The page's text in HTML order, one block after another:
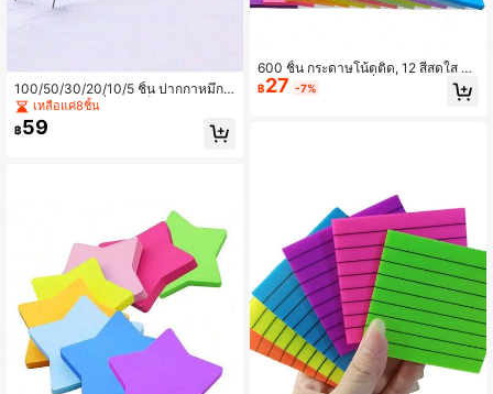
100/50/30/20/10/5 ชิ้น ปากกาหมึกเ
หลว, ปากกาลูกลื่นแห้งเร็ว 0.5 มม., หมึ
กดำ/น้ำเงิน/แดง สำหรับโรงเรียนและ
สำนักงาน, เขียนลื่น เครื่องเขียนนักเรีย
เหลือแค่8ชิ้น
฿59
600 ชิ้น กระดาษโน้ตติด, 12 สีสดใส กร
ะดาษโน้ตติดเอง, เครื่องเขียนน่ารักสำห
รับโรงเรียนและสำนักงาน, อุปกรณ์กลับ
฿27 -7%